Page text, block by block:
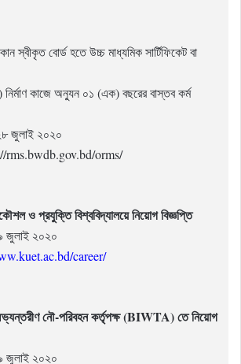
স্বীকৃত বোর্ড হতে উচ্চ মাধ্যমিক সার্টিফিকেট বা
নির্মাণ কাজে অন্যুন ০১ (এক) বছরের বাস্তব কর্ম
জুলাই ২০২০
orms/
ও প্রযুক্তি বিশ্ববিদ্যালয়ে নিয়োগ বিজ্ঞপ্তি
জুলাই ২০২০
career/
নৌ-পরিবহন কর্তৃপক্ষ (BIWTA) তে নিয়োগ
জুলাই ২০২০